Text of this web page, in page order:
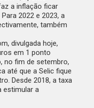
a inflação ficar
2022 e 2023, a
também
divulgada hoje,
em 1 ponto
no fim de setembro,
até que a Selic fique
. Desde 2018, a taxa
estimular a